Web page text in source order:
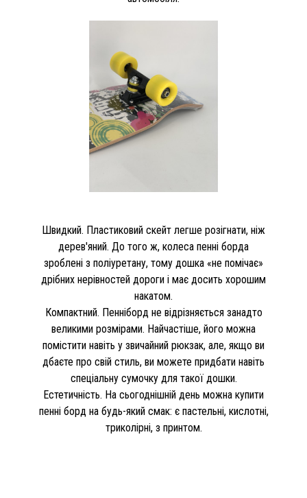
Швидкий. Пластиковий скейт легше розігнати, ніж
дерев'яний. До того ж, колеса пенні борда
зроблені з поліуретану, тому дошка «не помічає»
дрібних нерівностей дороги і має досить хорошим
накатом.
Компактний. Пенніборд не відрізняється занадто
великими розмірами. Найчастіше, його можна
помістити навіть у звичайний рюкзак, але, якщо ви
дбаєте про свій стиль, ви можете придбати навіть
спеціальну сумочку для такої дошки.
Естетичність. На сьогоднішній день можна купити
пенні борд на будь-який смак: є пастельні, кислотні,
триколірні, з принтом.